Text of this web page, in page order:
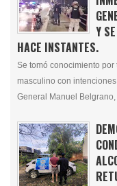
Y
HACE INSTANTES.
Se tomó conocimiento por
masculino con
General Manuel Belgrano,